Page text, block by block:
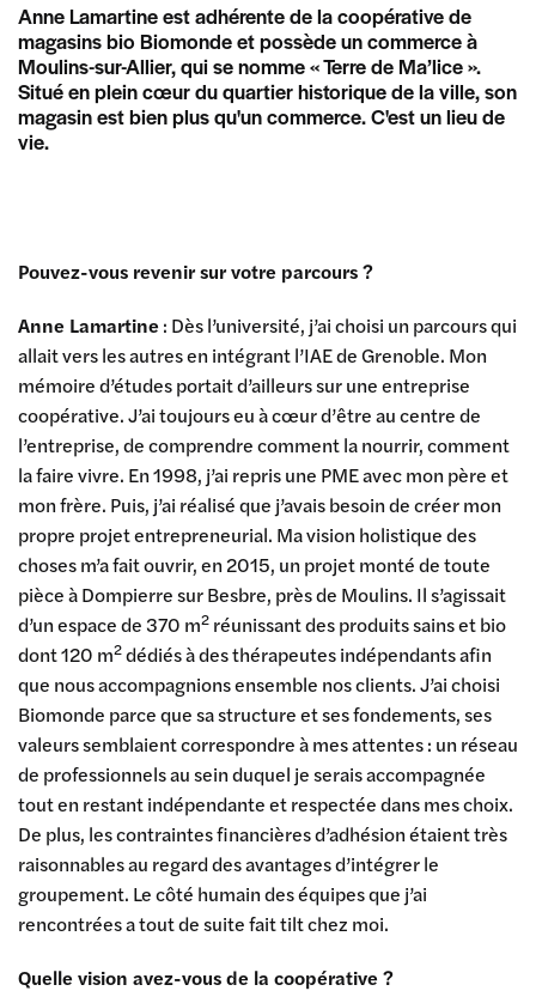
Anne Lamartine est adhérente de la coopérative de
magasins bio Biomonde et possède un commerce à
Moulins-sur-Allier, qui se nomme « Terre de Ma’lice ».
Situé en plein cœur du quartier historique de la ville, son
magasin est bien plus qu'un commerce. C'est un lieu de
vie.
Pouvez-vous revenir sur votre parcours ?
Anne Lamartine : Dès l’université, j’ai choisi un parcours qui
allait vers les autres en intégrant l’IAE de Grenoble. Mon
mémoire d’études portait d’ailleurs sur une entreprise
coopérative. J’ai toujours eu à cœur d’être au centre de
l’entreprise, de comprendre comment la nourrir, comment
la faire vivre. En 1998, j’ai repris une PME avec mon père et
mon frère. Puis, j’ai réalisé que j’avais besoin de créer mon
propre projet entrepreneurial. Ma vision holistique des
choses m’a fait ouvrir, en 2015, un projet monté de toute
pièce à Dompierre sur Besbre, près de Moulins. Il s’agissait
d’un espace de 370 m2 réunissant des produits sains et bio
dont 120 m2dédiés à des thérapeutes indépendants afin
que nous accompagnions ensemble nos clients. J’ai choisi
Biomonde parce que sa structure et ses fondements, ses
valeurs semblaient correspondre à mes attentes : un réseau
de professionnels au sein duquel je serais accompagnée
tout en restant indépendante et respectée dans mes choix.
De plus, les contraintes financières d’adhésion étaient très
raisonnables au regard des avantages d’intégrer le
groupement. Le côté humain des équipes que j’ai
rencontrées a tout de suite fait tilt chez moi.
Quelle vision avez-vous de la coopérative ?